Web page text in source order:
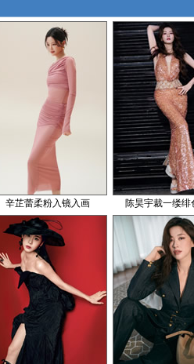
辛芷蕾柔粉入镜入画 陈昊宇裁一缕绯